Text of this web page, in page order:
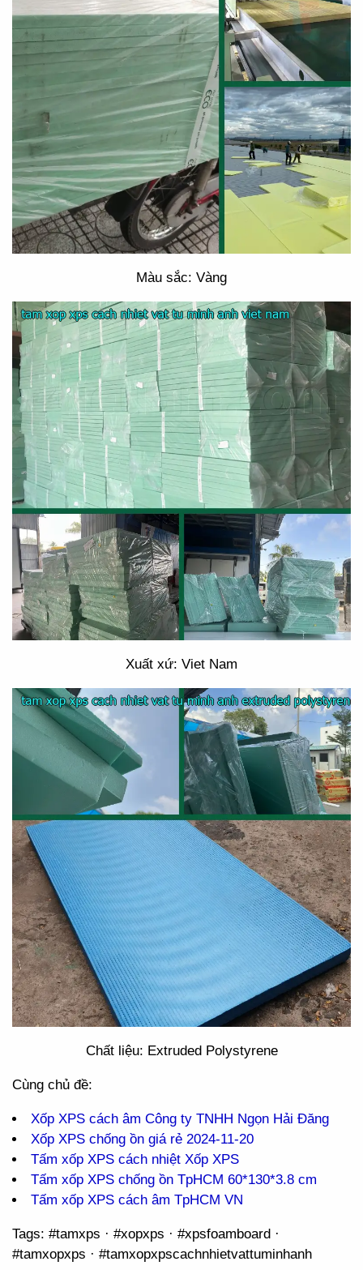
Màu sắc: Vàng
Xuất xứ: Viet Nam
Chất liệu: Extruded Polystyrene
Cùng chủ đề:
Xốp XPS cách âm Công ty TNHH Ngọn Hải Đăng
Xốp XPS chống ồn giá rẻ 2024-11-20
Tấm xốp XPS cách nhiệt Xốp XPS
Tấm xốp XPS chống ồn TpHCM 60*130*3.8 cm
Tấm xốp XPS cách âm TpHCM VN
Tags: #tamxps · #xopxps · #xpsfoamboard ·
#tamxopxps · #tamxopxpscachnhietvattuminhanh